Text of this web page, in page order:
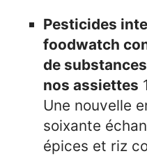
Pesticides
foodwatch
de
nos assiettes
Une nouvelle
soixante
épices et riz